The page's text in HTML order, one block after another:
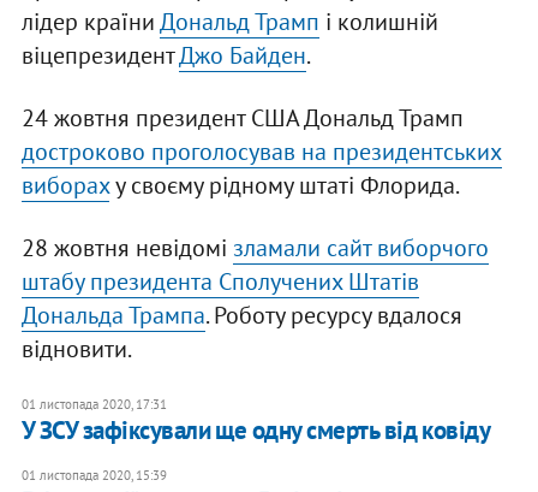
лідер країниДональд Трамп і колишній
віцепрезидентДжо Байден.
24 жовтня президент США Дональд Трамп
достроково проголосував на президентських
вибораху своєму рідному штаті Флорида.
28 жовтня невідомі зламали сайт виборчого
штабу президента Сполучених Штатів
Дональда Трампа. Роботу ресурсу вдалося
відновити.
01 листопада 2020, 17:31
У ЗСУ зафіксували ще одну смерть від ковіду
01 листопада 2020, 15:39